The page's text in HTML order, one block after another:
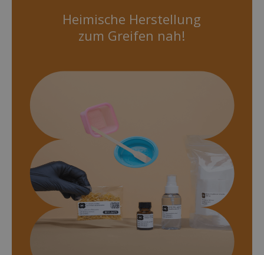
Heimische Herstellung
zum Greifen nah!